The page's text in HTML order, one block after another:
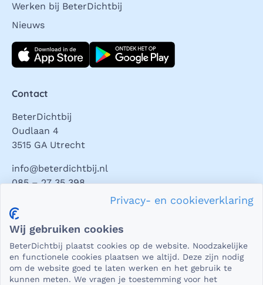
Werken bij BeterDichtbij
Nieuws
Download direct
Contact
BeterDichtbij
Oudlaan 4
3515 GA Utrecht
info@beterdichtbij.nl
085 – 27 35 398
Privacy en veiligheid
essentieel dat die beveiligd worden uitgewisseld. En dat
die gegevens niet in verkeerde handen vallen. Daar kun je
op rekenen bij BeterDichtbij.
Privacy- en cookieverklaring
Wij gebruiken cookies
BeterDichtbij plaatst cookies op de website. Noodzakelijke
en functionele cookies plaatsen we altijd. Deze zijn nodig
om de website goed te laten werken en het gebruik te
kunnen meten. We vragen je toestemming voor het